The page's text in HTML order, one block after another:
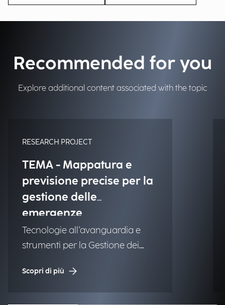
Recommended for you
Explore additional content associated with the topic
RESEARCH PROJECT
TEMA - Mappatura e
previsione precise per la
gestione delle
emergenze
Tecnologie all'avanguardia e
strumenti per la Gestione dei
Scopri di più